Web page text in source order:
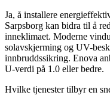
Ja, å installere
Sarpsborg kan bidra til å
inneklimaet. Moderne
solavskjerming og UV-
innbruddssikring. Enova
U-verdi på 1.0 eller bedre.
Hvilke tjenester tilbyr en